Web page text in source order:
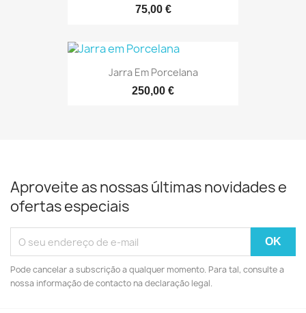
75,00 €
Jarra Em Porcelana
250,00 €
Aproveite as nossas últimas novidades e
ofertas especiais
Pode cancelar a subscrição a qualquer momento. Para tal, consulte a
nossa informação de contacto na declaração legal.